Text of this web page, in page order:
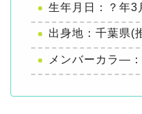
生年月日：？年3
出身地：千葉県(
メンバーカラ―